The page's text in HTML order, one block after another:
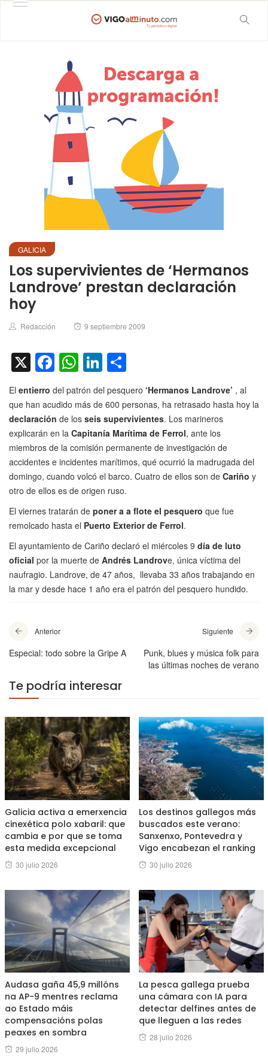
GALICIA
Los supervivientes de ‘Hermanos
Landrove’ prestan declaración
hoy
Author
Redacción
Posted
9 septiembre 2009
X Facebook
WhatsApp
LinkedIn
El entierro del patrón del pesquero ‘Hermanos Landrove’ , al
que han acudido más de 600 personas, ha retrasado hasta hoy la
declaración de los seis supervivientes. Los marineros
explicarán en la Capitanía Marítima de Ferrol, ante los
miembros de la comisión permanente de investigación de
accidentes e incidentes marítimos, qué ocurrió la madrugada del
domingo, cuando volcó el barco. Cuatro de ellos son de Cariño y
otro de ellos es de origen ruso.
El viernes tratarán de poner a a flote el pesquero que fue
remolcado hasta el Puerto Exterior de Ferrol.
El ayuntamiento de Cariño declaró el miércoles 9 día de luto
oficial por la muerte de Andrés Landrove, única víctima del
naufragio. Landrove, de 47 años, llevaba 33 años trabajando en
la mar y desde hace 1 año era el patrón del pesquero hundido.
Anterior
Especial: todo sobre la Gripe A
Siguiente
Punk, blues y música folk para
las últimas noches de verano
Te podría interesar
Galicia activa a emerxencia
cinexética polo xabaril: que
cambia e por que se toma
esta medida excepcional
Posted
30 julio 2026
Los destinos gallegos más
buscados este verano:
Sanxenxo, Pontevedra y
Vigo encabezan el ranking
Posted
30 julio 2026
Audasa gaña 45,9 millóns
na AP-9 mentres reclama
ao Estado máis
compensacións polas
peaxes en sombra
Posted
29 julio 2026
La pesca gallega prueba
una cámara con IA para
detectar delfines antes de
que lleguen a las redes
Posted
28 julio 2026